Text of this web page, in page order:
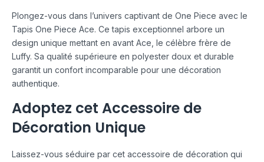
Plongez-vous dans l’univers captivant de One Piece avec le
Tapis One Piece Ace. Ce tapis exceptionnel arbore un
design unique mettant en avant Ace, le célèbre frère de
Luffy. Sa qualité supérieure en polyester doux et durable
garantit un confort incomparable pour une décoration
authentique.
Adoptez cet Accessoire de
Décoration Unique
Laissez-vous séduire par cet accessoire de décoration qui